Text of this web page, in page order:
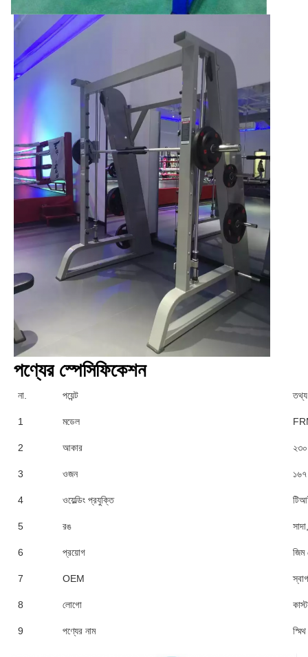
পণ্যের স্পেসিফিকেশন
না. পয়েন্ট তথ্য
1 মডেল
2 আকার
3 ওজন
4 ওয়েল্ডিং প্রযুক্তি
5 রঙ
6 প্রয়োগ জিম
7 OEM
8 লোগো
9 পণ্যের নাম